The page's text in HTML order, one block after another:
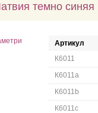
темно
Артикул
К6011
К6011a
К6011b
К6011c